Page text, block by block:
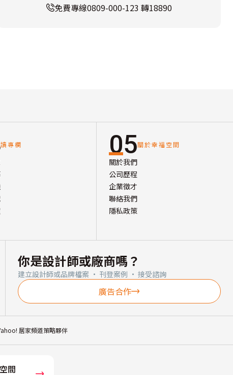
免費專線0809-000-123 轉18890
讀專欄 05關於幸福空間
關於我們
公司歷程
企業徵才
聯絡我們
隱私政策
你是設計師或廠商嗎？
建立設計師或品牌檔案 · 刊登案例 · 接受諮詢
廣告合作
居家頻道策略夥伴
間